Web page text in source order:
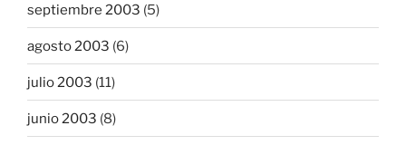
septiembre 2003 (5)
agosto 2003 (6)
julio 2003 (11)
junio 2003 (8)